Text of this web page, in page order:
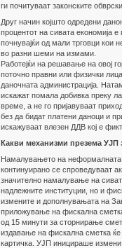
ги почитуваат законските
Друг начин којшто одредени
процентот на сивата економија
почнувајќи од мали трговци кои
во разни шеми на измами.
Работејќи на решавање на овој
поточно правни или физички
даночната администрација.
искажат помала добивка преку
време, а не го пријавуваат
без да бидат платени даноци и
искажуваат влезен ДДВ кој е
Какви механизми презема УЈП
Намалувањето на неформалната
континуирано се спроведуваат
значително намалување на
надлежните институции, но и
измените и дополнувањата на
приложување на фискална
од 15 минути за сторнирање
издавање на фискална сметка
картичка. УЈП иницираше